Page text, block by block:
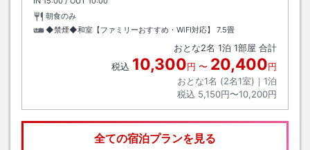
朝食のみ
◆禁煙◆和室【ファミリーおすすめ・WiFI対応】
7.5畳
おとな2名 1泊 1部屋 合計
税込 10,300円 〜 20,400円
おとな1名 (2名1室)｜ 1泊
税込 5,150円〜10,200円
全ての宿泊プランを見る